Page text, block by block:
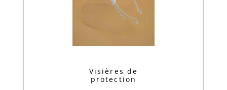
Visières de
protection